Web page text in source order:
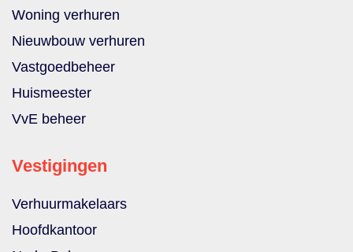
Woning verhuren
Nieuwbouw verhuren
Vastgoedbeheer
Huismeester
VvE beheer
Vestigingen
Verhuurmakelaars
Hoofdkantoor